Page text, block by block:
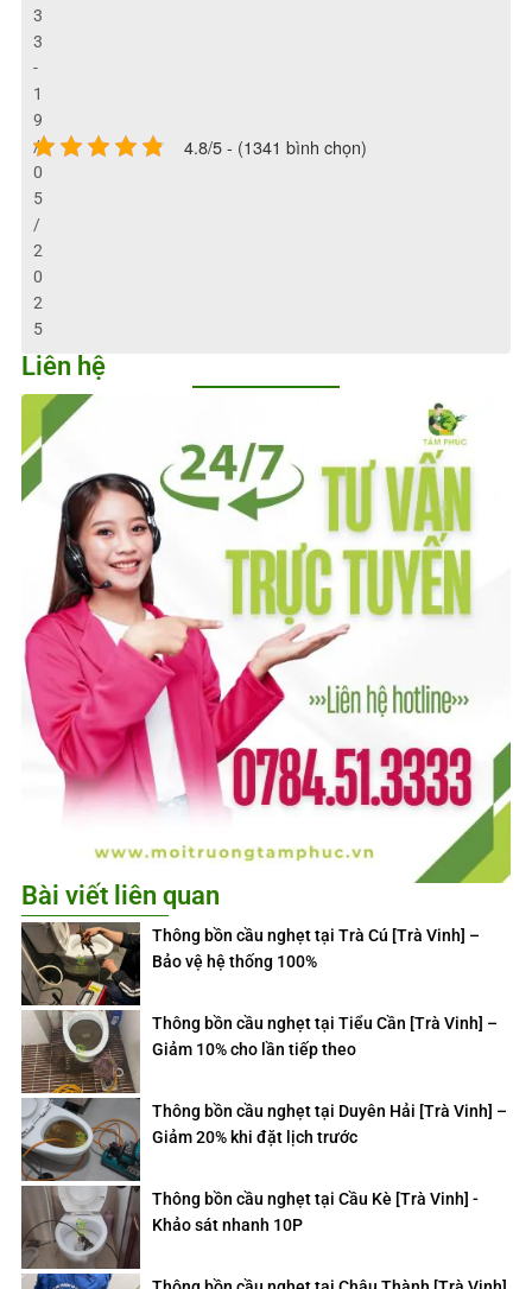
3
3
-
1
9
/
0
5
/
2
0
2
5
4.8/5 - (1341 bình chọn)
Liên hệ
Bài viết liên quan
Thông bồn cầu nghẹt tại Trà Cú [Trà Vinh] –
Bảo vệ hệ thống 100%
Thông bồn cầu nghẹt tại Tiểu Cần [Trà Vinh] –
Giảm 10% cho lần tiếp theo
Thông bồn cầu nghẹt tại Duyên Hải [Trà Vinh] –
Giảm 20% khi đặt lịch trước
Thông bồn cầu nghẹt tại Cầu Kè [Trà Vinh] -
Khảo sát nhanh 10P